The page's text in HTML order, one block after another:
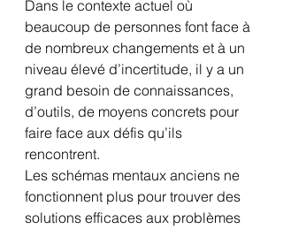
Dans le contexte actuel où
beaucoup de personnes font face à
de nombreux changements et à un
niveau élevé d’incertitude, il y a un
grand besoin de connaissances,
d’outils, de moyens concrets pour
faire face aux défis qu’ils
rencontrent.
Les schémas mentaux anciens ne
fonctionnent plus pour trouver des
solutions efficaces aux problèmes